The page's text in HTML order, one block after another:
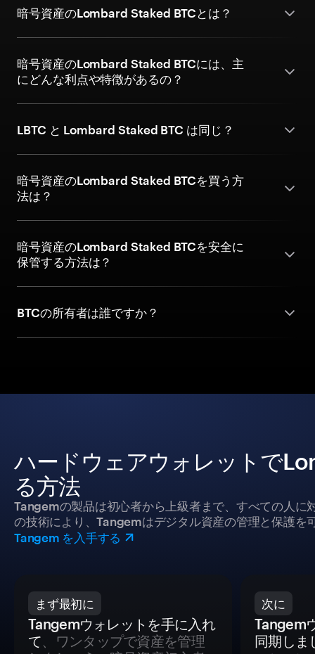
暗号資産のLombard Staked BTCとは？
暗号資産のLombard Staked BTCには、主
にどんな利点や特徴があるの？
LBTC と Lombard Staked BTC は同じ？
暗号資産のLombard Staked BTCを買う方
法は？
暗号資産のLombard Staked BTCを安全に
保管する方法は？
BTCの所有者は誰ですか？
ハードウェアウォレットで
る方法
Tangemの製品は初心者から上級者まで、すべての人に
の技術により、Tangemはデジタル資産の管理と保護を
Tangem を入手する
まず最初に
Tangemウォレットを手に入れ
て、ワンタップで資産を管理
次に
Tangem
同期しま